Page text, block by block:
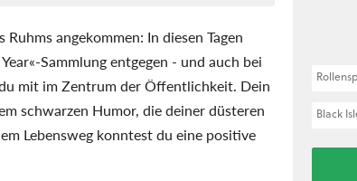
angekommen: In diesen Tagen
Sammlung entgegen - und auch bei
mit im Zentrum der Öffentlichkeit. Dein
schwarzen Humor, die deiner düsteren
Lebensweg konntest du eine positive
Black